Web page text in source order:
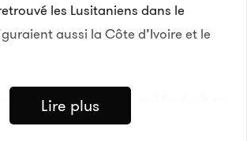
les Lusitaniens dans le
aussi la Côte d’Ivoire et le
Hong Yong-jo, qui évoluait en
vivaient tous sur le sol de
Lire plus